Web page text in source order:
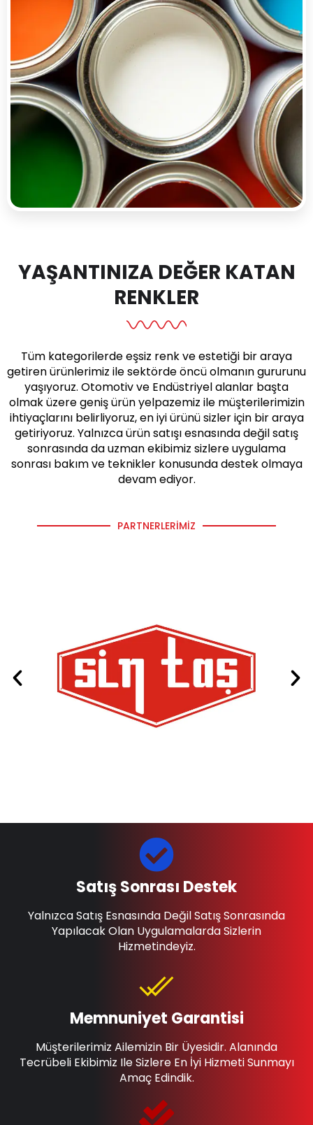
YAŞANTINIZA DEĞER KATAN
RENKLER
Tüm kategorilerde eşsiz renk ve estetiği bir araya
getiren ürünlerimiz ile sektörde öncü olmanın gururunu
yaşıyoruz. Otomotiv ve Endüstriyel alanlar başta
olmak üzere geniş ürün yelpazemiz ile müşterilerimizin
ihtiyaçlarını belirliyoruz, en iyi ürünü sizler için bir araya
getiriyoruz. Yalnızca ürün satışı esnasında değil satış
sonrasında da uzman ekibimiz sizlere uygulama
sonrası bakım ve teknikler konusunda destek olmaya
devam ediyor.
PARTNERLERIMIZ
Memnuniyet Garantisi
Müşterilerimiz Ailemizin Bir Üyesidir. Alanında
Tecrübeli Ekibimiz Ile Sizlere En İyi Hizmeti Sunmayı
Amaç Edindik.
Satış Sonrası Destek
Yalnızca Satış Esnasında Değil Satış Sonrasında
Yapılacak Olan Uygulamalarda Sizlerin
Hizmetindeyiz.